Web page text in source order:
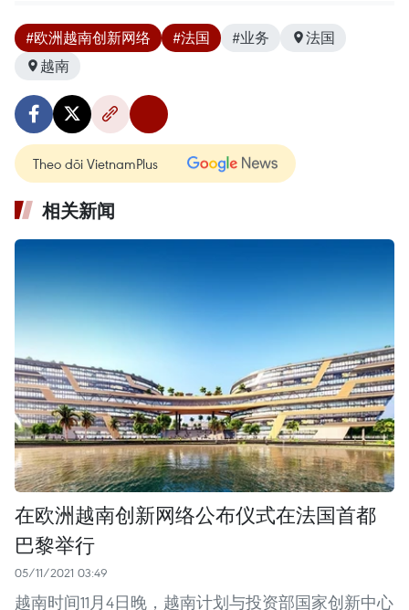
#欧洲越南创新网络 #法国 #业务
法国
越南
Theo dõi VietnamPlus
相关新闻
在欧洲越南创新网络公布仪式在法国首都
巴黎举行
05/11/2021 03:49
越南时间11月4日晚，越南计划与投资部国家创新中心